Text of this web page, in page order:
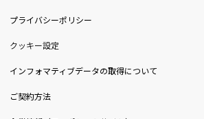
プライバシーポリシー
クッキー設定
インフォマティブデータの取得について
ご契約方法